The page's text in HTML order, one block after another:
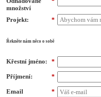
množství
*
Projekt:
Řekněte nám něco o sobě
*
Křestní jméno:
*
Příjmení:
*
Email